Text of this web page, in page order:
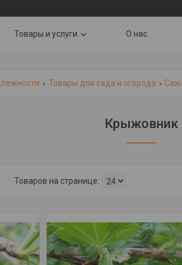
Товары и услуги О нас
Товары для сада и огорода
Крыжовник